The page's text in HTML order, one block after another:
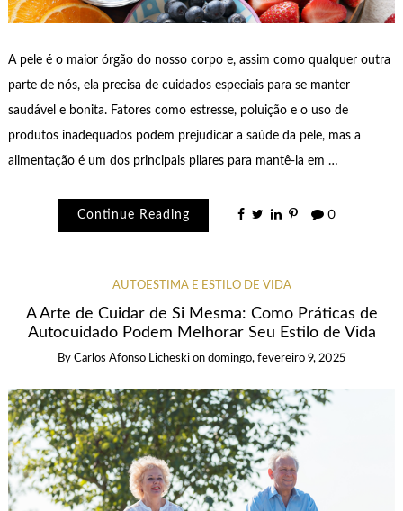
A pele é o maior órgão do nosso corpo e, assim como qualquer outra
parte de nós, ela precisa de cuidados especiais para se manter
saudável e bonita. Fatores como estresse, poluição e o uso de
produtos inadequados podem prejudicar a saúde da pele, mas a
alimentação é um dos principais pilares para mantê-la em …
Continue Reading 0
AUTOESTIMA E ESTILO DE VIDA
A Arte de Cuidar de Si Mesma: Como Práticas de
Autocuidado Podem Melhorar Seu Estilo de Vida
By Carlos Afonso Licheski on domingo, fevereiro 9, 2025